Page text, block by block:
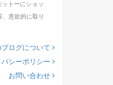
トーにショッ
意欲的に取り
ブログについて
バシーポリシー
お問い合わせ